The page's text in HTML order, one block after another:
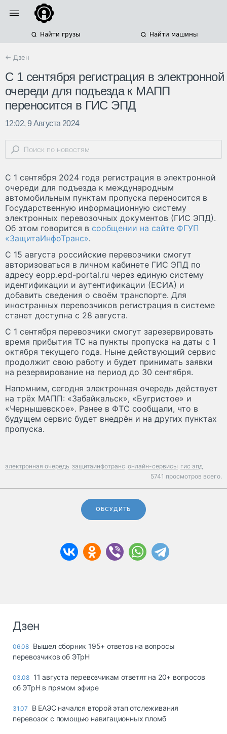
Найти грузы Найти машины
← Дзен
C 1 сентября регистрация в электронной
очереди для подъезда к МАПП
переносится в ГИС ЭПД
12:02, 9 Августа 2024
С 1 сентября 2024 года регистрация в электронной
очереди для подъезда к международным
автомобильным пунктам пропуска переносится в
Государственную информационную систему
электронных перевозочных документов (ГИС ЭПД).
Об этом говорится в сообщении на сайте ФГУП
«ЗащитаИнфоТранс».
С 15 августа российские перевозчики смогут
авторизоваться в личном кабинете ГИС ЭПД по
адресу eopp.epd-portal.ru через единую систему
идентификации и аутентификации (ЕСИА) и
добавить сведения о своём транспорте. Для
иностранных перевозчиков регистрация в системе
станет доступна с 28 августа.
С 1 сентября перевозчики смогут зарезервировать
время прибытия ТС на пункты пропуска на даты с 1
октября текущего года. Ныне действующий сервис
продолжит свою работу и будет принимать заявки
на резервирование на период до 30 сентября.
Напомним, сегодня электронная очередь действует
на трёх МАПП: «Забайкальск», «Бугристое» и
«Чернышевское». Ранее в ФТС сообщали, что в
будущем сервис будет внедрён и на других пунктах
пропуска.
электронная очередь защитаинфотранс онлайн-сервисы гис эпд
5741 просмотров всего.
ОБСУДИТЬ
Дзен
06.08 Вышел сборник 195+ ответов на вопросы
перевозчиков об ЭТрН
03.08 11 августа перевозчикам ответят на 20+ вопросов
об ЭТрН в прямом эфире
31.07
В ЕАЭС начался второй этап отслеживания
перевозок с помощью навигационных пломб